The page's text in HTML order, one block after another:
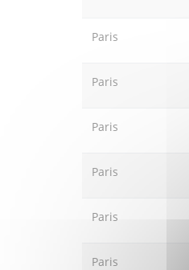
Paris
Paris
Paris
Paris
Paris
Paris